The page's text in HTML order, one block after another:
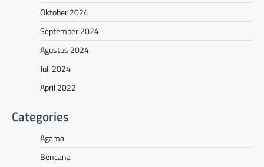
Oktober 2024
September 2024
Agustus 2024
Juli 2024
April 2022
Categories
Agama
Bencana